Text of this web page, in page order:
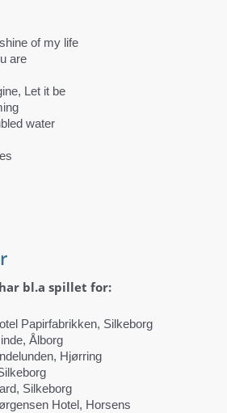
of my life
are
Let it be
water
bl.a spillet for:
Papirfabrikken, Silkeborg
Ålborg
Hjørring
Silkeborg
Hotel, Horsens